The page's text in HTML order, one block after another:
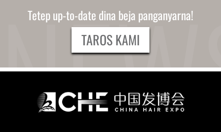
Tetep up-to-date dina beja panganyarna!
TAROS KAMI